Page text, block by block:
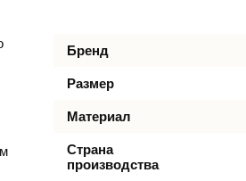
Бренд
Размер
Материал
Страна
производства